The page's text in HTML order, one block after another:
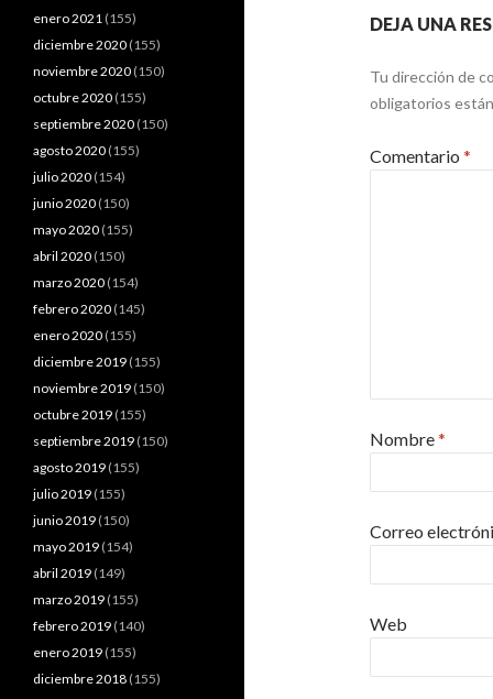
DEJA UNA
Tu dirección de
obligatorios
Comentario *
Nombre*
Correo
Web
enero 2021 (155)
diciembre 2020 (155)
noviembre 2020 (150)
octubre 2020 (155)
septiembre 2020 (150)
agosto 2020 (155)
julio 2020 (154)
junio 2020 (150)
mayo 2020 (155)
abril 2020 (150)
marzo 2020 (154)
febrero 2020 (145)
enero 2020 (155)
diciembre 2019 (155)
noviembre 2019 (150)
octubre 2019 (155)
septiembre 2019 (150)
agosto 2019 (155)
julio 2019 (155)
junio 2019 (150)
mayo 2019 (154)
abril 2019 (149)
marzo 2019 (155)
febrero 2019 (140)
enero 2019 (155)
diciembre 2018 (155)